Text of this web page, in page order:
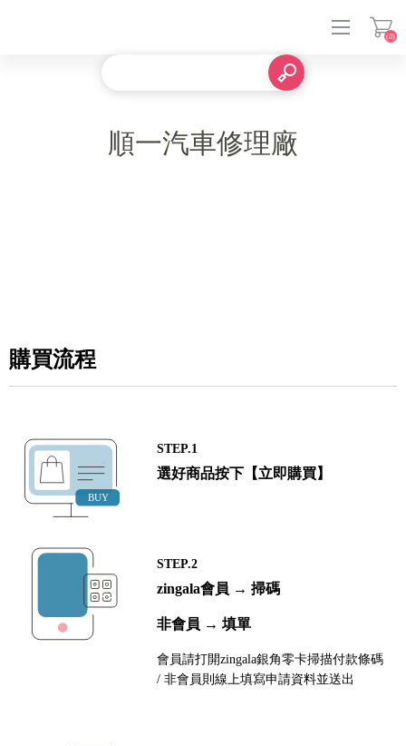
(0)
順一汽車修理廠
購買流程
STEP.1
選好商品按下【立即購買】
STEP.2
zingala會員 → 掃碼
非會員 → 填單
會員請打開zingala銀角零卡掃描付款條碼
/ 非會員則線上填寫申請資料並送出